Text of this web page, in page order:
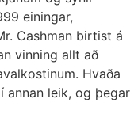
einingar,
Cashman birtist á
vinning allt að
Hvaða
leik, og þegar